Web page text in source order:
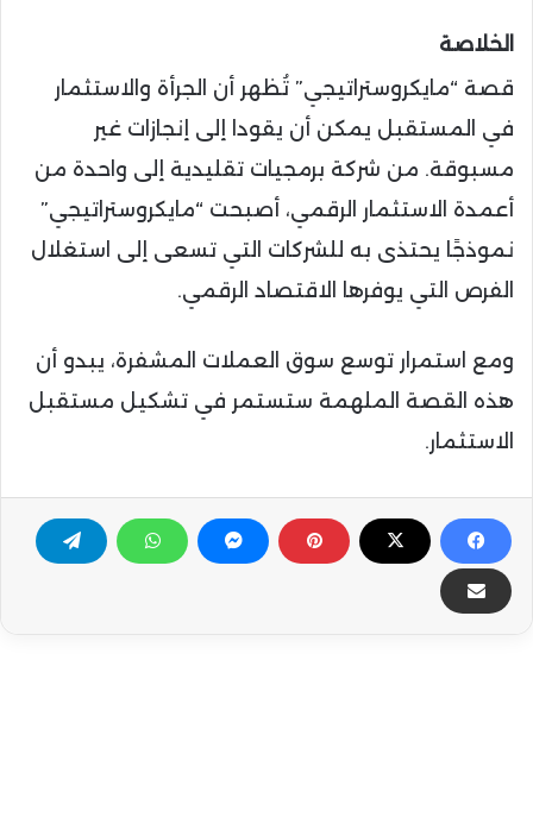
الخلاصة
قصة “مايكروستراتيجي” تُظهر أن الجرأة والاستثمار
في المستقبل يمكن أن يقودا إلى إنجازات غير
مسبوقة. من شركة برمجيات تقليدية إلى واحدة من
أعمدة الاستثمار الرقمي، أصبحت “مايكروستراتيجي”
نموذجًا يحتذى به للشركات التي تسعى إلى استغلال
الفرص التي يوفرها الاقتصاد الرقمي.
ومع استمرار توسع سوق العملات المشفرة، يبدو أن
هذه القصة الملهمة ستستمر في تشكيل مستقبل
الاستثمار.